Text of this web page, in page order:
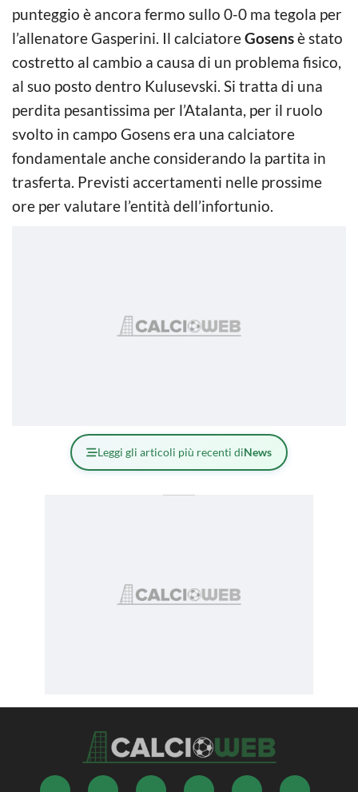
punteggio è ancora fermo sullo 0-0 ma tegola per
l’allenatore Gasperini. Il calciatoreGosensè stato
costretto al cambio a causa di un problema fisico,
al suo posto dentro Kulusevski. Si tratta di una
perdita pesantissima per l’Atalanta, per il ruolo
svolto in campo Gosens era una calciatore
fondamentale anche considerando la partita in
trasferta. Previsti accertamenti nelle prossime
ore per valutare l’entità dell’infortunio.
Leggi gli articoli più recenti diNews